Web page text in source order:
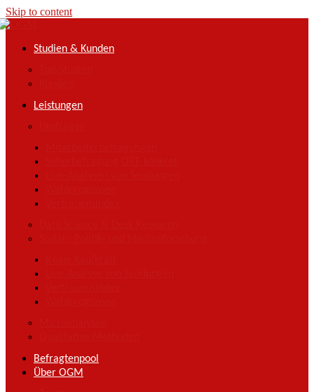
Skip to content
Studien & Kunden
Leistungen
Befragtenpool
Über OGM